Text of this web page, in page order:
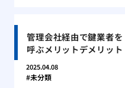
管理会社経由で鍵業者を
呼ぶメリットデメリット
2025.04.08
未分類